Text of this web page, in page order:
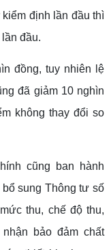
định lần đầu thì
đầu.
đồng, tuy nhiên lệ
đã giảm 10 nghìn
không thay đổi so
cũng ban hành
sung Thông tư số
thu, chế độ thu,
bảo đảm chất